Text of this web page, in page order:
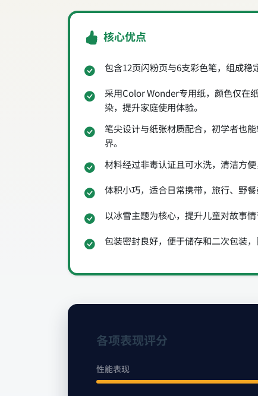
核心优点
包含12页闪粉页与6支彩色笔，组成稳
采用Color Wonder专用纸，颜色仅在
染，提升家庭使用体验。
笔尖设计与纸张材质配合，初学者也
界。
材料经过非毒认证且可水洗，清洁方便
体积小巧，适合日常携带，旅行、野餐
以冰雪主题为核心，提升儿童对故事情
包装密封良好，便于储存和二次包装，
各项表现评分
性能表现